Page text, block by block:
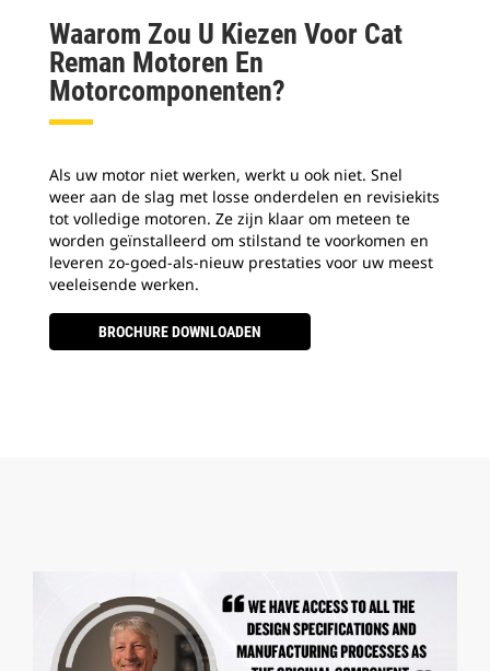
Waarom Zou U Kiezen Voor Cat
Reman Motoren En
Motorcomponenten?
Als uw motor niet werken, werkt u ook niet. Snel
weer aan de slag met losse onderdelen en revisiekits
tot volledige motoren. Ze zijn klaar om meteen te
worden geïnstalleerd om stilstand te voorkomen en
leveren zo-goed-als-nieuw prestaties voor uw meest
veeleisende werken.
BROCHURE DOWNLOADEN